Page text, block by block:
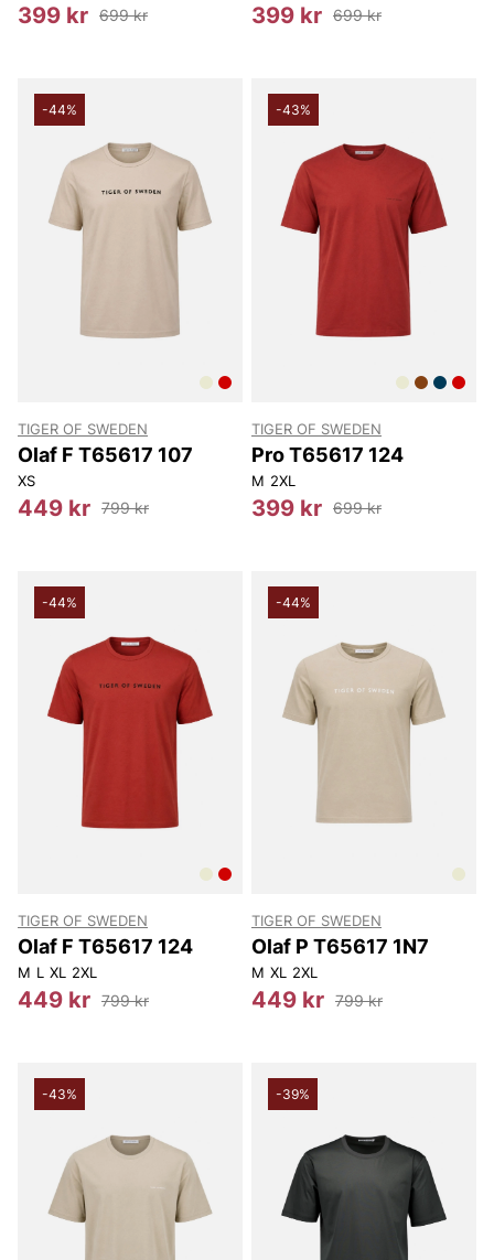
399 kr 699 kr 399 kr 699 kr
-44%
TIGER OF SWEDEN
Olaf F T65617 107
XS
449 kr 799 kr
-43%
TIGER OF SWEDEN
Pro T65617 124
M 2XL
399 kr 699 kr
-44%
TIGER OF SWEDEN
Olaf F T65617 124
M L XL 2XL
449 kr 799 kr
-44%
TIGER OF SWEDEN
Olaf P T65617 1N7
M XL 2XL
449 kr 799 kr
-43% -39%